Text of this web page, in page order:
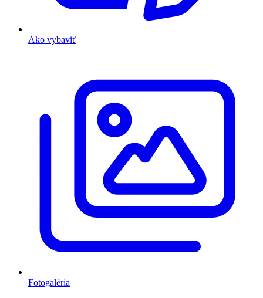
Ako vybaviť
Fotogaléria